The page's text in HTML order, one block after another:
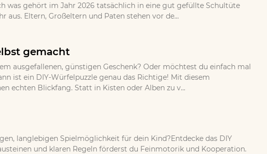
was gehört im Jahr 2026 tatsächlich in eine gut gefüllte Schultüte
Eltern, Großeltern und Paten stehen vor de...
gemacht
ausgefallenen, günstigen Geschenk? Oder möchtest du einfach mal
ist ein DIY-Würfelpuzzle genau das Richtige! Mit diesem
echten Blickfang. Statt in Kisten oder Alben zu v...
langlebigen Spielmöglichkeit für dein Kind?Entdecke das DIY
und klaren Regeln förderst du Feinmotorik und Kooperation.